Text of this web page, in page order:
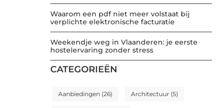
Waarom een pdf niet meer volstaat bij
verplichte elektronische facturatie
Weekendje weg in Vlaanderen: je eerste
hostelervaring zonder stress
CATEGORIEËN
Aanbiedingen (26) Architectuur (5)